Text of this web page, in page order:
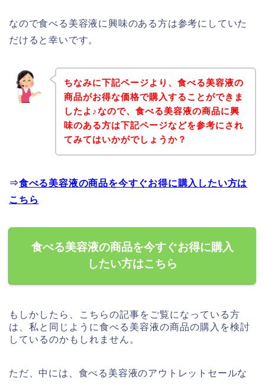
なので食べる美容液に興味のある方は参考にしていた
だけると幸いです。
ちなみに下記ページより、食べる美容液の
商品がお得な価格で購入することができま
したよ♪なので、食べる美容液の商品に興
味のある方は下記ページなどを参考にされ
てみてはいかがでしょうか？
⇒食べる美容液の商品を今すぐお得に購入したい方は
こちら
食べる美容液の商品を今すぐお得に購入
したい方はこちら
もしかしたら、こちらの記事をご覧になっている方
は、私と同じように食べる美容液の商品の購入を検討
しているのかもしれません。
ただ、中には、食べる美容液のアウトレットセールな